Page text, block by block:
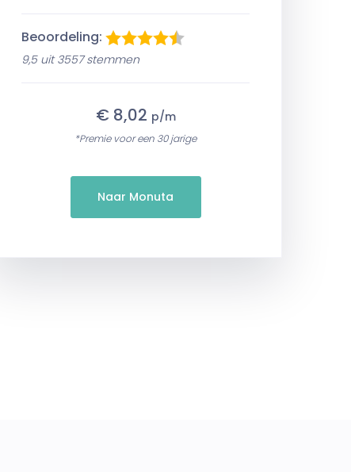
Beoordeling:
9,5 uit 3557 stemmen
€ 8,02 p/m
*Premie voor een 30 jarige
Naar Monuta